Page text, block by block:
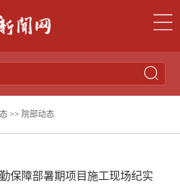
>> 院部动态
保障部暑期项目施工现场纪实